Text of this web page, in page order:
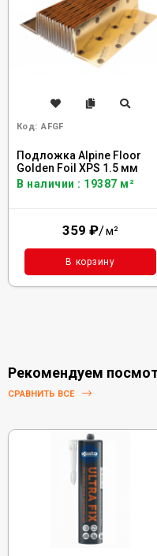
Код: AFGF
Подложка Alpine Floor
Golden Foil XPS 1.5 мм
В наличии : 19387 м²
359 ₽/м²
В корзину
Рекомендуем
СРАВНИТЬ ВСЕ